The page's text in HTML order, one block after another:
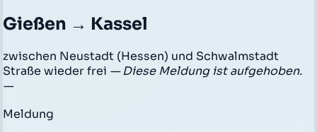
Gießen → Kassel
zwischen Neustadt (Hessen) und Schwalmstadt
Straße wieder frei — Diese Meldung ist aufgehoben.
—
Meldung